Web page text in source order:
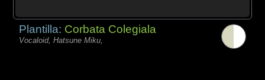
Plantilla: Corbata Colegiala
Vocaloid, Hatsune Miku,